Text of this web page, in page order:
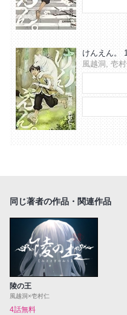
けんえん。 1
風越洞, 壱
同じ著者の作品・関連作品
陵の王
風越洞×壱村仁
4話無料